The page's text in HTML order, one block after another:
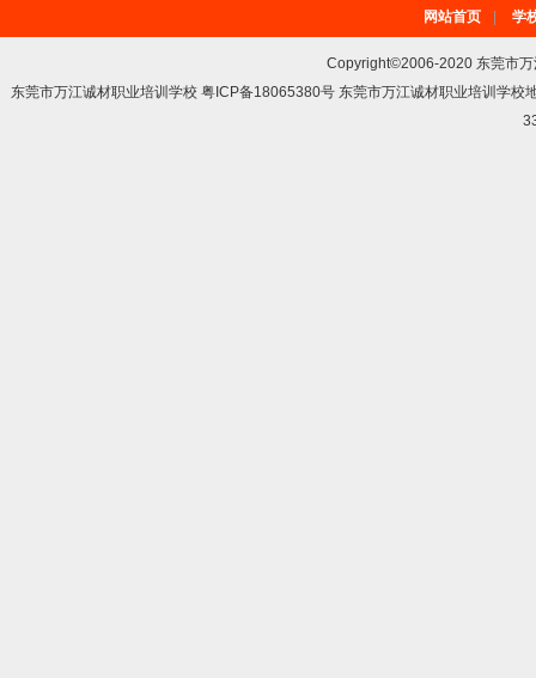
网站首页 学
Copyright©2006-2020 东莞市
东莞市万江诚材职业培训学校 粤ICP备18065380号 东莞市万江诚材职业培训学